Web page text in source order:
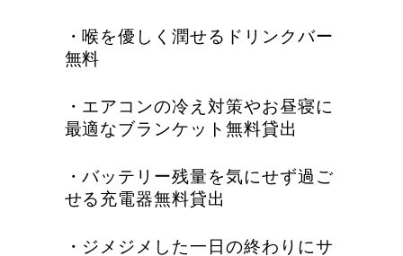
・喉を優しく潤せるドリンクバー
無料
・エアコンの冷え対策やお昼寝に
最適なブランケット無料貸出
・バッテリー残量を気にせず過ご
せる充電器無料貸出
・ジメジメした一日の終わりにサ